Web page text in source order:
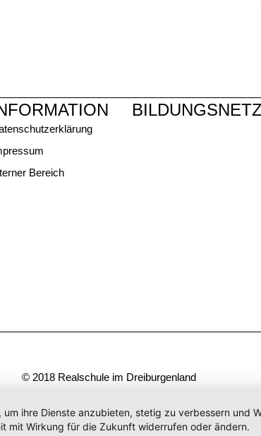
Bereich
BILDUNGSNETZ
© 2018 Realschule im Dreiburgenland
ihre Dienste anzubieten, stetig zu verbessern
mit Wirkung für die Zukunft widerrufen oder ändern.